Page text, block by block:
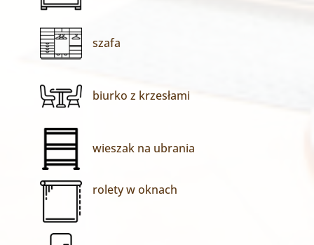
szafa
biurko z krzesłami
wieszak na ubrania
rolety w oknach